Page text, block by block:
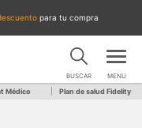
para tu compra
BUSCAR MENU
Médico Plan de salud Fidelity